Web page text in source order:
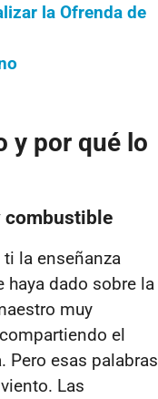
la Ofrenda de
y por qué lo
combustible
la enseñanza
haya dado sobre la
muy
el
Pero esas palabras
Las